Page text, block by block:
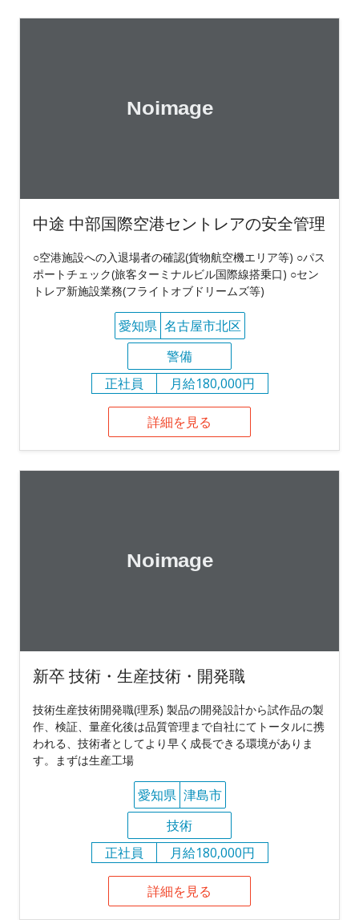
中途 中部国際空港セントレアの安全管理
○空港施設への入退場者の確認(貨物航空機エリア等) ○パス
ポートチェック(旅客ターミナルビル国際線搭乗口) ○セン
トレア新施設業務(フライトオブドリームズ等)
愛知県 名古屋市北区
警備
正社員
月給180,000円
詳細を見る
新卒 技術・生産技術・開発職
技術生産技術開発職(理系) 製品の開発設計から試作品の製
作、検証、量産化後は品質管理まで自社にてトータルに携
われる、技術者としてより早く成長できる環境がありま
す。まずは生産工場
愛知県 津島市
技術
正社員
月給180,000円
詳細を見る